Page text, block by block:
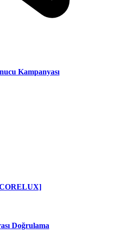
Kampanyası
Doğrulama